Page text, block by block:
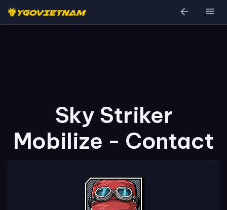
arrow_back menu
Sky Striker
Mobilize - Contact